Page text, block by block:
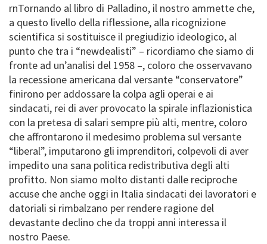
rnTornando al libro di Palladino, il nostro ammette che,
a questo livello della riflessione, alla ricognizione
scientifica si sostituisce il pregiudizio ideologico, al
punto che tra i “newdealisti” – ricordiamo che siamo di
fronte ad un’analisi del 1958 –, coloro che osservavano
la recessione americana dal versante “conservatore”
finirono per addossare la colpa agli operai e ai
sindacati, rei di aver provocato la spirale inflazionistica
con la pretesa di salari sempre più alti, mentre, coloro
che affrontarono il medesimo problema sul versante
“liberal”, imputarono gli imprenditori, colpevoli di aver
impedito una sana politica redistributiva degli alti
profitto. Non siamo molto distanti dalle reciproche
accuse che anche oggi in Italia sindacati dei lavoratori e
datoriali si rimbalzano per rendere ragione del
devastante declino che da troppi anni interessa il
nostro Paese.